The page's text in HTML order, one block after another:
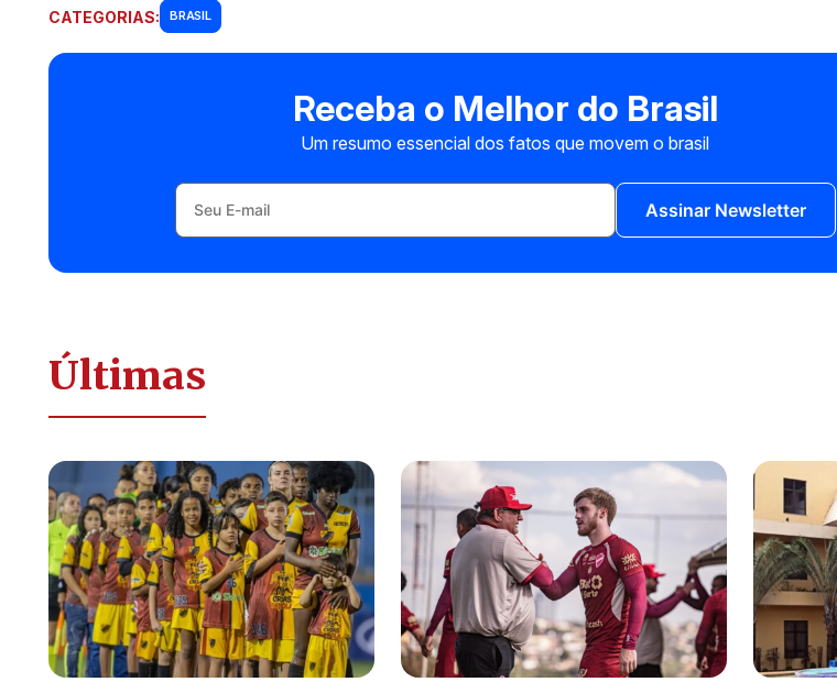
CATEGORIAS: BRASIL
Receba o Melhor do Brasil
Um resumo essencial dos fatos que movem o brasil
Assinar Newsletter
Últimas